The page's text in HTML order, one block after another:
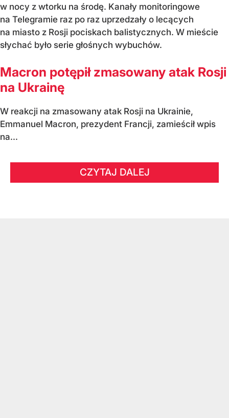
w nocy z wtorku na środę. Kanały monitoringowe
na Telegramie raz po raz uprzedzały o lecących
na miasto z Rosji pociskach balistycznych. W mieście
słychać było serie głośnych wybuchów.
Macron potępił zmasowany atak Rosji
na Ukrainę
W reakcji na zmasowany atak Rosji na Ukrainie,
Emmanuel Macron, prezydent Francji, zamieścił wpis
na...
CZYTAJ DALEJ